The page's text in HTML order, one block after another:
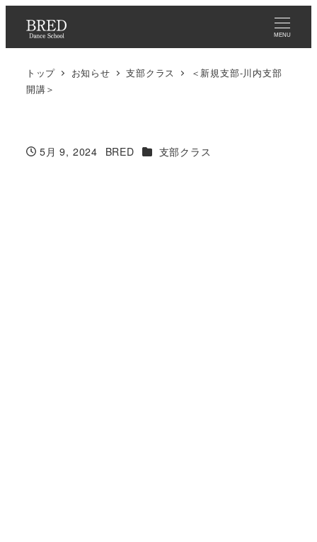
MENU
トップ お知らせ 支部クラス
＜新規支部-川内支部
開講＞
投稿日
5月 9, 2024
著
BRED カテゴリー
支部クラス